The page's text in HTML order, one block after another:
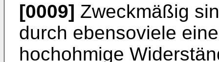
[0009] Zweckmäßig
durch ebensoviele
hochohmige